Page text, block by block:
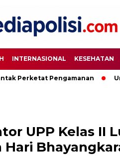
INTERNASIONAL KESEHATAN
Pengamanan Unifying
UPP Kelas II